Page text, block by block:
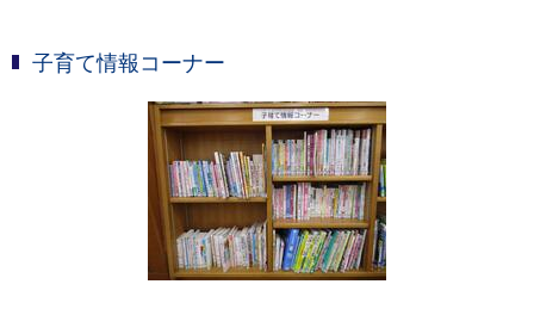
子育て情報コーナー